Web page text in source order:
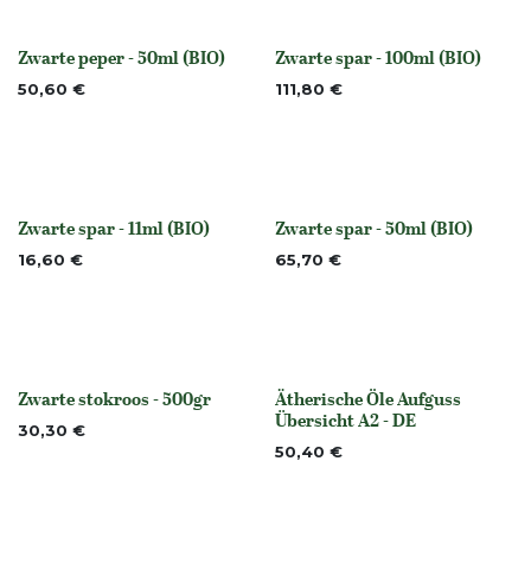
None
Zwarte peper - 50ml (BIO)
50,60 € Niet op voorraad
Zwarte spar - 100ml (BIO)
111,80 €
None
Zwarte spar - 11ml (BIO)
16,60 € None
Zwarte spar - 50ml (BIO)
65,70 €
Niet op voorraad
Zwarte stokroos - 500gr
30,30 € None
Ätherische Öle Aufguss
Übersicht A2 - DE
50,40 €